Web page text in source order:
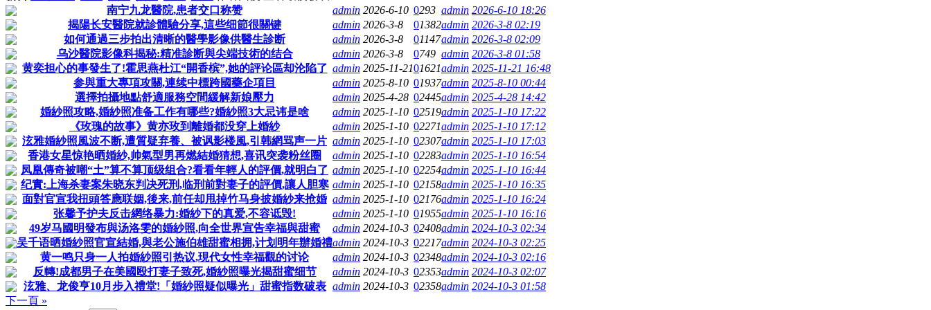
南宁九龙醫院,患者交口称赞
admin 2026-6-10 0293 admin 2026-6-10 18:26
揭陽长安醫院就診體驗分享,這些细節很關键
admin 2026-3-8 01382admin 2026-3-8 02:19
如何通過三步拍出清晰的醫學影像供醫生診断
admin 2026-3-8 01147admin 2026-3-8 02:09
乌沙醫院影像科揭秘:精准診断與尖端技術的结合
admin 2026-3-8 0749 admin 2026-3-8 01:58
黄奕担心的事發生了!霍思燕杜江“開香槟”,她的評论區却沦陷了 admin 2025-11-2101621admin 2025-11-21 16:48
参與重大專項攻關,連续中標跨國藥企項目
admin 2025-8-10 01937admin 2025-8-10 00:44
選擇拍攝地點舒適服務空間緩解新娘壓力
admin 2025-4-28 02445admin 2025-4-28 14:42
婚紗照攻略,婚紗照准备工作有哪些?婚紗照3大忌讳是啥
admin 2025-1-10 02519admin 2025-1-10 17:22
《玫瑰的故事》黄亦玫到離婚都没穿上婚紗
admin 2025-1-10 02271admin 2025-1-10 17:12
泫雅婚紗照風波不断,遭質疑弃養、被讽影楼風,引韩網骂声一片 admin 2025-1-10 02307admin 2025-1-10 17:03
香港女星惊艳晒婚紗,帅氣型男再燃結婚猜想,喜讯突袭粉丝圈
admin 2025-1-10 02283admin 2025-1-10 16:54
凤凰傳奇被嘲“土”算不算顶级组合?看看年輕人的評價,就明白了 admin 2025-1-10 02254admin 2025-1-10 16:44
纪實:上海杀妻案朱晓东判决死刑,临刑前對妻子的評價,讓人胆寒 admin 2025-1-10 02158admin 2025-1-10 16:35
面對官宣我扭頭答應联姻,後来,前任却甩掉竹马身披婚紗来抢婚 admin 2025-1-10 02176admin 2025-1-10 16:24
张馨予护夫反击網络暴力:婚紗下的真爱,不容诋毁!
admin 2025-1-10 01955admin 2025-1-10 16:16
49岁马國明發布與汤洛雯的婚紗照,向全世界宣告幸福與甜蜜
admin 2024-10-3 02408admin 2024-10-3 02:34
吴千语晒婚紗照官宣結婚,與老公施伯雄甜蜜相拥,计划明年辦婚禮admin 2024-10-3 02217admin 2024-10-3 02:25
黄一鸣只身一人拍婚紗照引热议,現代女性幸福觀的讨论
admin 2024-10-3 02348admin 2024-10-3 02:16
反轉!成都男子在美國殴打妻子致死,婚紗照曝光揭甜蜜细节
admin 2024-10-3 02353admin 2024-10-3 02:07
泫雅、龙俊亨10月步入禮堂!「婚紗照疑似曝光」甜蜜指数破表 admin 2024-10-3 02358admin 2024-10-3 01:58
下一頁 »